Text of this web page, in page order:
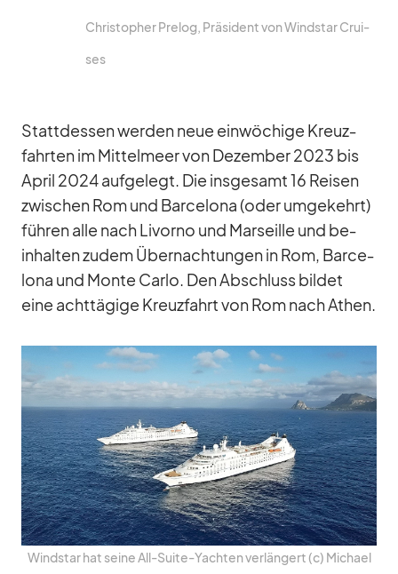
Chris­to­pher Pre­log, Prä­si­dent von Wind­star Crui­
ses
Statt­des­sen wer­den neue ein­wö­chige Kreuz­
fahr­ten im Mit­tel­meer von De­zem­ber 2023 bis
April 2024 auf­ge­legt. Die ins­ge­samt 16 Rei­sen
zwi­schen Rom und Bar­ce­lona (oder um­ge­kehrt)
füh­ren alle nach Li­vorno und Mar­seille und be­
inhal­ten zu­dem Über­nach­tun­gen in Rom, Bar­ce­
lona und Monte Carlo. Den Ab­schluss bil­det
eine acht­tä­gige Kreuz­fahrt von Rom nach Athen.
Wind­star hat seine All-Suite-Yach­ten ver­län­gert (c) Mi­chael